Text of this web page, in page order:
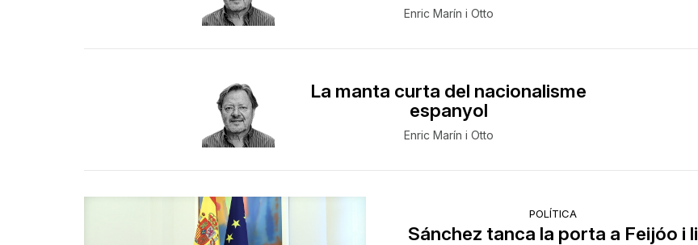
Enric Marín i Otto
La manta curta del nacionalisme
espanyol
Enric Marín i Otto
POLÍTICA
Sánchez tanca la porta a Feijóo i li